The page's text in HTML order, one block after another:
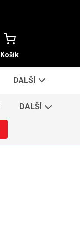
Košík
DALŠÍ
DALŠÍ